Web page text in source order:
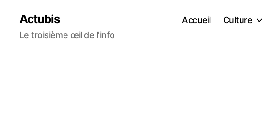
Actubis
Le troisième œil de l'info
Accueil Culture